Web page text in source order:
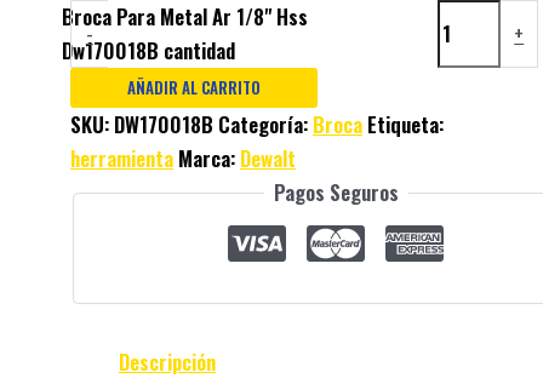
-
Broca Para Metal Ar 1/8" Hss
Dw170018B cantidad
+
AÑADIR AL CARRITO
SKU: DW170018B Categoría: Broca Etiqueta:
herramienta Marca: Dewalt
Pagos Seguros
Descripción